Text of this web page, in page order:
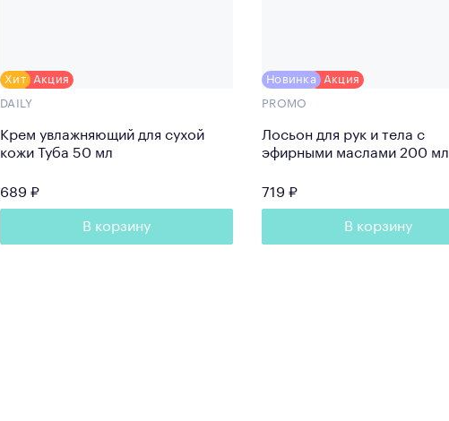
Хит Акция
DAILY
Крем увлажняющий для сухой
кожи Туба 50 мл
689 ₽
В корзину
Новинка Акция
PROMO
Лосьон для рук и тела с
эфирными маслами 200 мл
719 ₽
В корзину